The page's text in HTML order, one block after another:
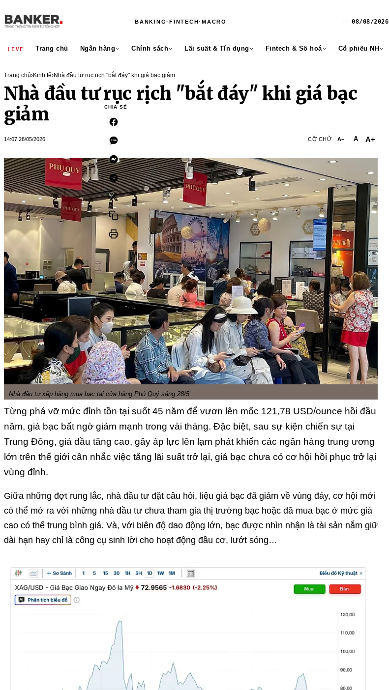
BANKING·FINTECH·MACRO 08/08/2026
LIVE Trang chủ Ngân hàng Chính sách Lãi suất & Tín dụng Fintech & Số hoá Cổ phiếu NH
Trang chủ›Kinh tế›Nhà đầu tư rục rịch "bắt đáy" khi giá bạc giảm
Nhà đầu tư rục rịch "bắt đáy" khi giá bạc
giảm
14:07 28/05/2026 CỠ CHỮ A− A A+
Nhà đầu tư xếp hàng mua bạc tại cửa hàng Phú Quý sáng 28/5
Từng phá vỡ mức đỉnh tồn tại suốt 45 năm để vươn lên mốc 121,78 USD/ounce hồi đầu
năm, giá bạc bất ngờ giảm mạnh trong vài tháng. Đặc biệt, sau sự kiện chiến sự tại
Trung Đông, giá dầu tăng cao, gây áp lực lên lạm phát khiến các ngân hàng trung ương
lớn trên thế giới cân nhắc việc tăng lãi suất trở lại, giá bạc chưa có cơ hội hồi phục trở lại
vùng đỉnh.
Giữa những đợt rung lắc, nhà đầu tư đặt câu hỏi, liệu giá bạc đã giảm về vùng đáy, cơ hội mới
có thể mở ra với những nhà đầu tư chưa tham gia thị trường bạc hoặc đã mua bạc ở mức giá
cao có thể trung bình giá. Và, với biên độ dao động lớn, bạc được nhìn nhận là tài sản nắm giữ
dài hạn hay chỉ là công cụ sinh lời cho hoạt động đầu cơ, lướt sóng…
CHIA SẺ